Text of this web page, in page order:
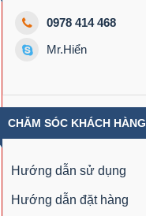
0978 414 468
Mr.Hiển
CHĂM SÓC KHÁCH HÀNG
Hướng dẫn sử dụng
Hướng dẫn đặt hàng